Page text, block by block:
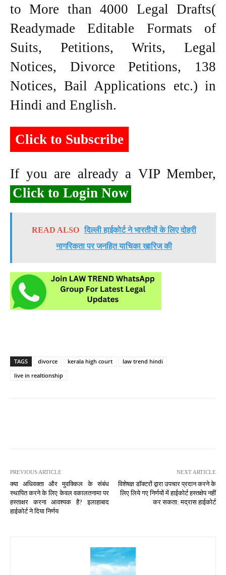
to More than 4000 Legal Drafts(
Readymade Editable Formats of
Suits, Petitions, Writs, Legal
Notices, Divorce Petitions, 138
Notices, Bail Applications etc.) in
Hindi and English.
Click to Subscribe
If you are already a VIP Member,
Click to Login Now
READ ALSO दिल्ली हाईकोर्ट ने भारतीयों के लिए दोहरी
नागरिकता पर जनहित याचिका खारिज की
TAGS divorce kerala high court
law trend hindi
live in realtionship
PREVIOUS ARTICLE
क्या अधिवक्ता और मुवक्किल के संबंध
स्थापित करने के लिए केवल वकालतनामा पर
हस्ताक्षर करना आवश्यक है? इलाहाबाद
हाईकोर्ट ने दिया निर्णय
NEXT ARTICLE
विशेषज्ञ डॉक्टरों द्वारा उपचार प्रदान करने के
लिए लिये गए निर्णयों में हाईकोर्ट हस्तक्षेप नहीं
कर सकता: मद्रास हाईकोर्ट